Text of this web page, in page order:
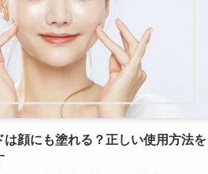
は顔にも塗れる？正しい使用方法を